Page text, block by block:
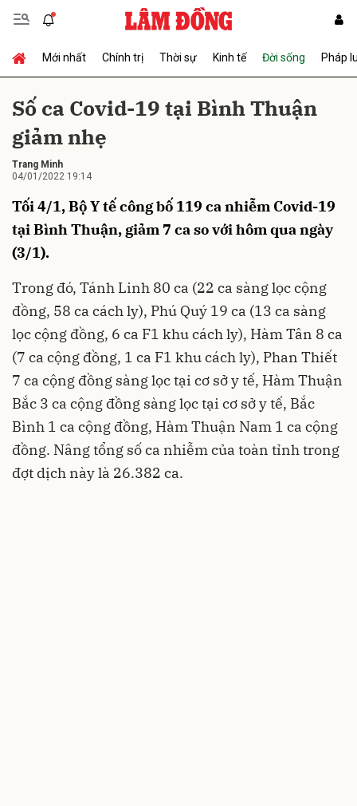
Mới nhất Chính trị Thời sự Kinh tế Đời sống Pháp
Số ca Covid-19 tại Bình Thuận
giảm nhẹ
Trang Minh
04/01/2022 19:14
Tối 4/1, Bộ Y tế công bố 119 ca nhiễm Covid-19
tại Bình Thuận, giảm 7 ca so với hôm qua ngày
(3/1).
Trong đó, Tánh Linh 80 ca (22 ca sàng lọc cộng
đồng, 58 ca cách ly), Phú Quý 19 ca (13 ca sàng
lọc cộng đồng, 6 ca F1 khu cách ly), Hàm Tân 8 ca
(7 ca cộng đồng, 1 ca F1 khu cách ly), Phan Thiết
7 ca cộng đồng sàng lọc tại cơ sở y tế, Hàm Thuận
Bắc 3 ca cộng đồng sàng lọc tại cơ sở y tế, Bắc
Bình 1 ca cộng đồng, Hàm Thuận Nam 1 ca cộng
đồng. Nâng tổng số ca nhiễm của toàn tỉnh trong
đợt dịch này là 26.382 ca.
Gửi bình luận
Gửi